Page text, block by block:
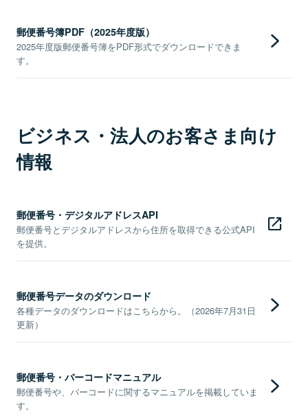
郵便番号簿PDF（2025年度版）
2025年度版郵便番号簿をPDF形式でダウンロードできま
す。
ビジネス・法人のお客さま向け
情報
郵便番号・デジタルアドレスAPI
郵便番号とデジタルアドレスから住所を取得できる公式API
を提供。
郵便番号データのダウンロード
各種データのダウンロードはこちらから。（2026年7月31日
更新）
郵便番号・バーコードマニュアル
郵便番号や、バーコードに関するマニュアルを掲載していま
す。